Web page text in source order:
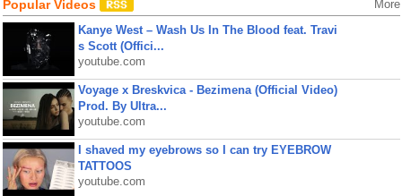
Popular Videos More
Kanye West – Wash Us In The Blood feat. Travi
s Scott (Offici...
youtube.com
Voyage x Breskvica - Bezimena (Official Video)
Prod. By Ultra...
youtube.com
I shaved my eyebrows so I can try EYEBROW
TATTOOS
youtube.com